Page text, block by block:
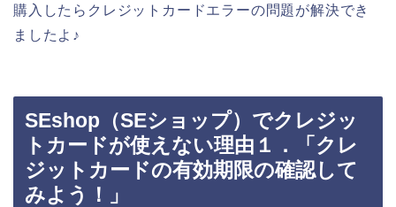
購入したらクレジットカードエラーの問題が解決でき
ましたよ♪
SEshop（SEショップ）でクレジッ
トカードが使えない理由１．「クレ
ジットカードの有効期限の確認して
みよう！」